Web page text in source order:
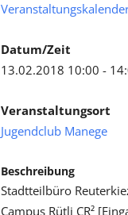
Datum/Zeit
13.02.2018 10:00 -
Veranstaltungsort
Jugendclub Manege
Beschreibung
Stadtteilbüro
Campus Rütli CR²